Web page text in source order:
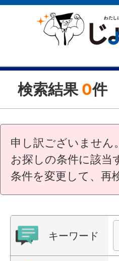
検索結果 0件
申し訳ございません。
お探しの条件に該当
条件を変更して、再
キーワード